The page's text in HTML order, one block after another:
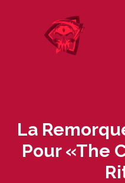
La
Pour «The